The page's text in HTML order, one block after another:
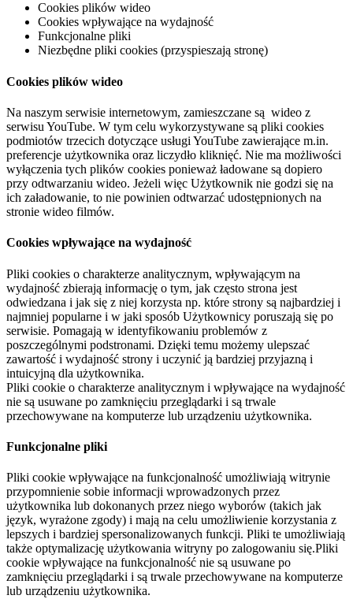
Cookies plików wideo
Cookies wpływające na wydajność
Funkcjonalne pliki
Niezbędne pliki cookies (przyspieszają stronę)
Cookies plików wideo
Na naszym serwisie internetowym, zamieszczane są wideo z
serwisu YouTube. W tym celu wykorzystywane są pliki cookies
podmiotów trzecich dotyczące usługi YouTube zawierające m.in.
preferencje użytkownika oraz liczydło kliknięć. Nie ma możliwości
wyłączenia tych plików cookies ponieważ ładowane są dopiero
przy odtwarzaniu wideo. Jeżeli więc Użytkownik nie godzi się na
ich załadowanie, to nie powinien odtwarzać udostępnionych na
stronie wideo filmów.
Cookies wpływające na wydajność
Pliki cookies o charakterze analitycznym, wpływającym na
wydajność zbierają informację o tym, jak często strona jest
odwiedzana i jak się z niej korzysta np. które strony są najbardziej i
najmniej popularne i w jaki sposób Użytkownicy poruszają się po
serwisie. Pomagają w identyfikowaniu problemów z
poszczególnymi podstronami. Dzięki temu możemy ulepszać
zawartość i wydajność strony i uczynić ją bardziej przyjazną i
intuicyjną dla użytkownika.
Pliki cookie o charakterze analitycznym i wpływające na wydajność
nie są usuwane po zamknięciu przeglądarki i są trwale
przechowywane na komputerze lub urządzeniu użytkownika.
Funkcjonalne pliki
Pliki cookie wpływające na funkcjonalność umożliwiają witrynie
przypomnienie sobie informacji wprowadzonych przez
użytkownika lub dokonanych przez niego wyborów (takich jak
język, wyrażone zgody) i mają na celu umożliwienie korzystania z
lepszych i bardziej spersonalizowanych funkcji. Pliki te umożliwiają
także optymalizację użytkowania witryny po zalogowaniu się.Pliki
cookie wpływające na funkcjonalność nie są usuwane po
zamknięciu przeglądarki i są trwale przechowywane na komputerze
lub urządzeniu użytkownika.